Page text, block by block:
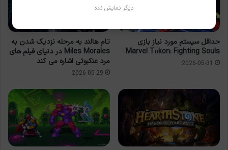
حداقل سیستم مورد نیاز بازی
Marvel Tōkon: Fighting Souls
2026-05-31
تام هالند به مرحله نزدیک شدن به
Miles Morales در دنیای فیلم های
مرد عنکبوتی اشاره می کند
2026-05-29
دیگر نمایش نده